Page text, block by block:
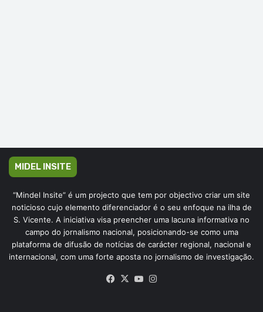
MIDEL INSITE
“Mindel Insite” é um projecto que tem por objectivo criar um site
noticioso cujo elemento diferenciador é o seu enfoque na ilha de
S. Vicente. A iniciativa visa preencher uma lacuna informativa no
campo do jornalismo nacional, posicionando-se como uma
plataforma de difusão de notícias de carácter regional, nacional e
internacional, com uma forte aposta no jornalismo de investigação.
Facebook
X YouTube